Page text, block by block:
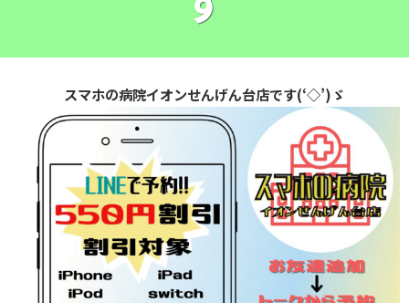
スマホの病院イオンせんげん台店です(‘◇’)ゞ